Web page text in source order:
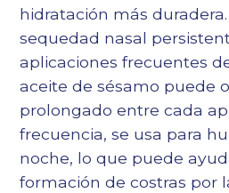
hidratación más
sequedad nasal
aplicaciones frecuentes
aceite de sésamo puede
prolongado entre cada
frecuencia, se usa para
noche, lo que puede
formación de costras por